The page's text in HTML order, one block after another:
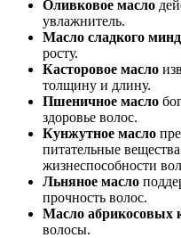
Оливковое масло
увлажнитель.
Масло сладкого
росту.
Касторовое масло
толщину и длину.
Пшеничное масло
здоровье волос.
Кунжутное масло
питательные
жизнеспособности
Льняное масло
прочность волос.
Масло абрикосовых
волосы.